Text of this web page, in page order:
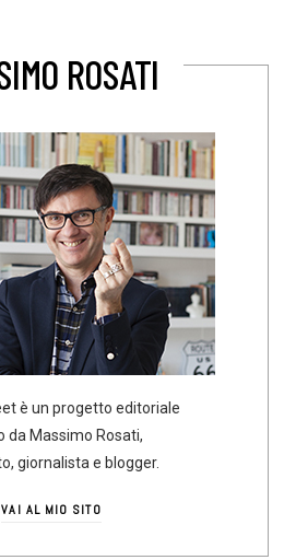
ROSATI
è un progetto editoriale
da Massimo Rosati,
giornalista e blogger.
VAI AL MIO SITO